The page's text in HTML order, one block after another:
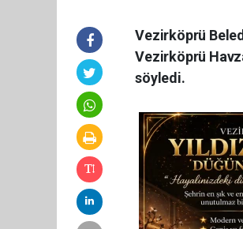
Vezirköprü
Vezirköprü
söyledi.